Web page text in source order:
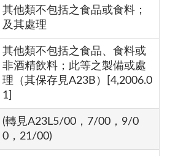
其他類不包括之食品或食料；
及其處理
其他類不包括之食品、食料或
非酒精飲料；此等之製備或處
理（其保存見A23B）[4,2006.0
1]
(轉見A23L5/00，7/00，9/0
0，21/00)